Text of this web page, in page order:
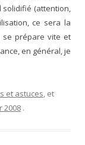
solidifié (attention,
ce sera la
se prépare vite et
en général, je
et astuces, et
2008 .